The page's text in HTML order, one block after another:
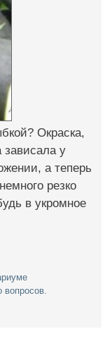
Окраска,
зависала у
а теперь
резко
в укромное
вопросов.